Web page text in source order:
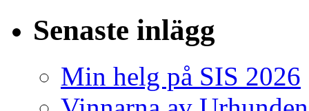
Senaste inlägg
Min helg på SIS 2026